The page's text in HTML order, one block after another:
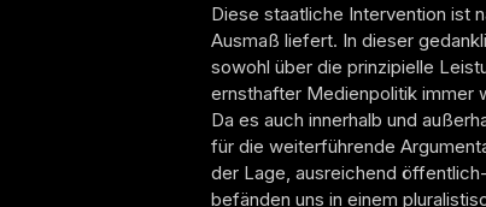
Diese staatliche Intervention ist
Ausmaß liefert. In dieser
sowohl über die prinzipielle
ernsthafter Medienpolitik immer
Da es auch innerhalb und
für die weiterführende
der Lage, ausreichend
befänden uns in einem